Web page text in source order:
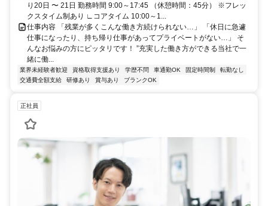
り20日 〜 21日 勤務時間 9:00～17:45 （休憩時間：45分） ※フレッ
クスタイム制あり ∟コアタイム 10:00～1...
仕事内容 「残業が多くこんな働き方続けられない…」 「休日に急遽
仕事になったり、持ち帰り仕事があってプライベートがない…」 そ
んなお悩みの方にピッタリです！ ”充実した働き方ができる当社で一
緒に働...
業界未経験者歓迎 資格取得支援あり 学歴不問 車通勤OK 固定時間制
転勤なし
交通費全額支給
研修あり 賞与あり ブランクOK
正社員